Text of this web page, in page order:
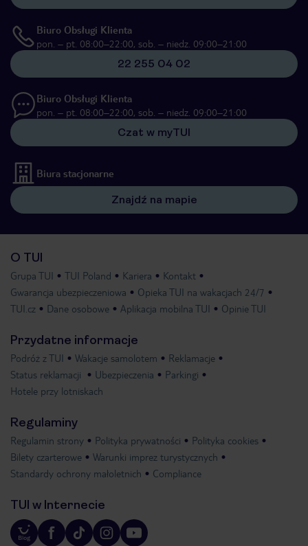
Biuro Obsługi Klienta
pon. – pt. 08:00–22:00, sob. – niedz. 09:00–21:00
22 255 04 02
Biuro Obsługi Klienta
pon. – pt. 08:00–22:00, sob. – niedz. 09:00–21:00
Czat w myTUI
Biura stacjonarne
Znajdź na mapie
O TUI
Grupa TUI TUI Poland Kariera
Kontakt
Gwarancja ubezpieczeniowa
Opieka TUI na wakacjach 24/7
TUI.cz
Dane osobowe Aplikacja mobilna TUI Opinie TUI
Przydatne informacje
Podróż z TUI Wakacje samolotem
Reklamacje
Status reklamacji
Ubezpieczenia
Parkingi
Hotele przy lotniskach
Regulaminy
Regulamin strony Polityka prywatności
Polityka cookies
Bilety czarterowe
Warunki imprez turystycznych
Standardy ochrony małoletnich
Compliance
TUI w Internecie